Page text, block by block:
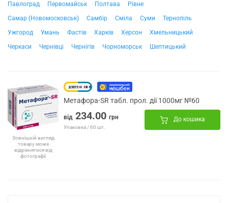
Павлоград
Первомайськ Полтава
Рівне
Самар (Новомосковськ)
Самбір Сміла Суми
Тернопіль
Ужгород
Умань Фастів Харків Херсон
Хмельницький
Черкаси
Чернівці Чернігів Чорноморськ Шептицький
Зовнішній вигляд
товару може
відрізнятися від
фотографії
Метафора-SR табл. прол. дії 1000мг №60
від 234.00 грн
Упаковка / 60 шт.
До кошика